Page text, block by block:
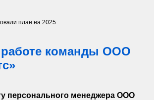
план на 2025
команды ООО
персонального менеджера ООО